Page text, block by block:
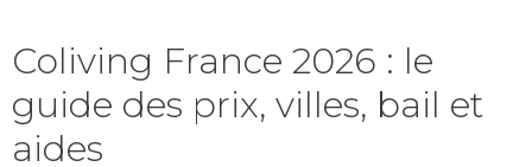
Coliving France 2026 : le
guide des prix, villes, bail et
aides